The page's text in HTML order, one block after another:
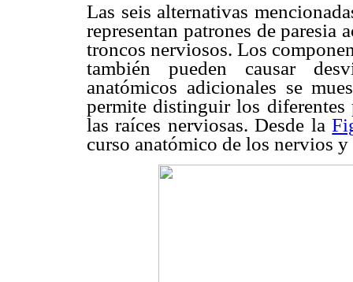
Las seis alternativas
representan patrones de paresia
troncos nerviosos. Los
también pueden causar
anatómicos adicionales se
permite distinguir los diferentes
las raíces nerviosas. Desde la
curso anatómico de los nervios